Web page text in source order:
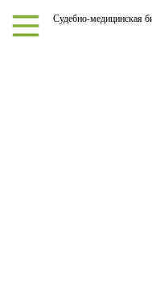
Судебно-медицинская